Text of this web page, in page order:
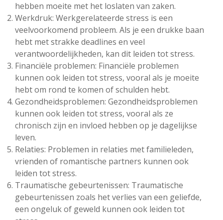
hebben moeite met het loslaten van zaken.
Werkdruk: Werkgerelateerde stress is een
veelvoorkomend probleem. Als je een drukke baan
hebt met strakke deadlines en veel
verantwoordelijkheden, kan dit leiden tot stress.
Financiële problemen: Financiële problemen
kunnen ook leiden tot stress, vooral als je moeite
hebt om rond te komen of schulden hebt.
Gezondheidsproblemen: Gezondheidsproblemen
kunnen ook leiden tot stress, vooral als ze
chronisch zijn en invloed hebben op je dagelijkse
leven.
Relaties: Problemen in relaties met familieleden,
vrienden of romantische partners kunnen ook
leiden tot stress.
Traumatische gebeurtenissen: Traumatische
gebeurtenissen zoals het verlies van een geliefde,
een ongeluk of geweld kunnen ook leiden tot